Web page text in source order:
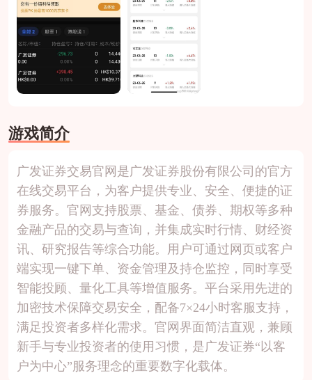
游戏简介
广发证券交易官网是广发证券股份有限公司的官方
在线交易平台，为客户提供专业、安全、便捷的证
券服务。官网支持股票、基金、债券、期权等多种
金融产品的交易与查询，并集成实时行情、财经资
讯、研究报告等综合功能。用户可通过网页或客户
端实现一键下单、资金管理及持仓监控，同时享受
智能投顾、量化工具等增值服务。平台采用先进的
加密技术保障交易安全，配备7×24小时客服支持，
满足投资者多样化需求。官网界面简洁直观，兼顾
新手与专业投资者的使用习惯，是广发证券“以客
户为中心”服务理念的重要数字化载体。